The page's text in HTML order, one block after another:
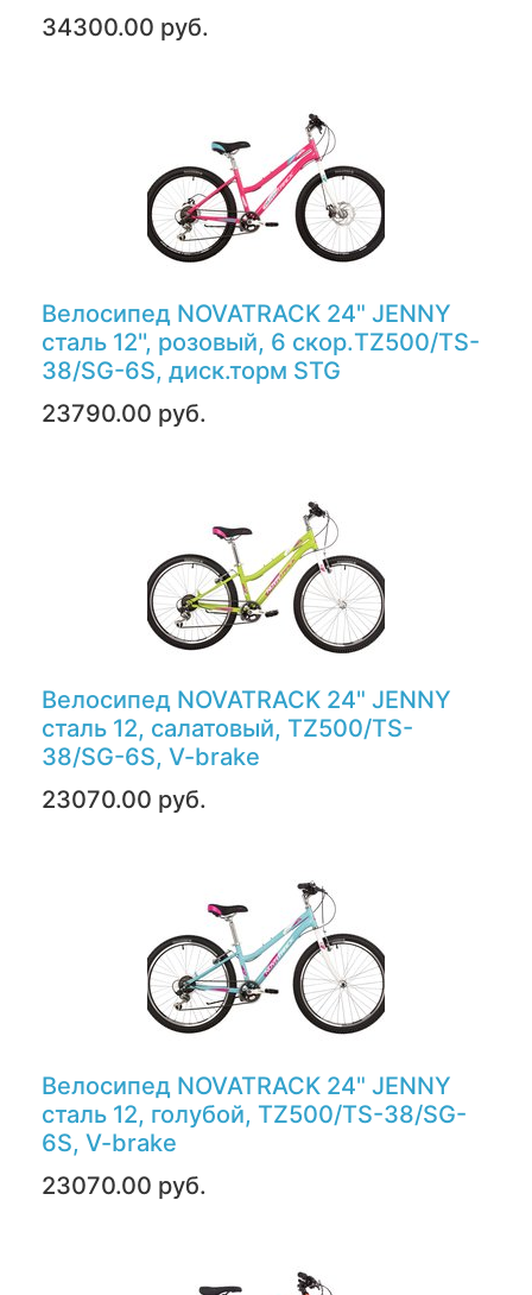
34300.00 руб.
Велосипед NOVATRACK 24" JENNY
сталь 12'', розовый, 6 скор.TZ500/TS-
38/SG-6S, диск.торм STG
23790.00 руб.
Велосипед NOVATRACK 24" JENNY
сталь 12, салатовый, TZ500/TS-
38/SG-6S, V-brake
23070.00 руб.
Велосипед NOVATRACK 24" JENNY
сталь 12, голубой, TZ500/TS-38/SG-
6S, V-brake
23070.00 руб.